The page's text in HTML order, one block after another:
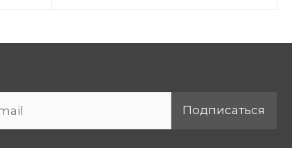
Подписаться